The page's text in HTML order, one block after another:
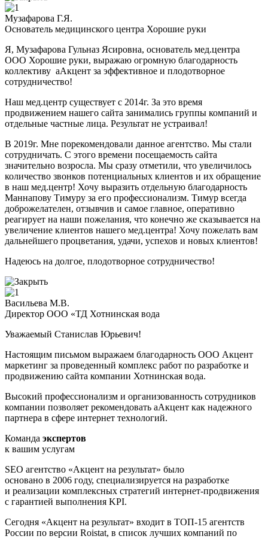
Музафарова Г.Я.
Основатель медицинского центра Хорошие руки
Я, Музафарова Гульназ Ясировна, основатель мед.центра
ООО Хорошие руки, выражаю огромную благодарность
коллективу аАкцент за эффективное и плодотворное
сотрудничество!
Наш мед.центр существует с 2014г. За это время
продвижением нашего сайта занимались группы компаний и
отдельные частные лица. Результат не устраивал!
В 2019г. Мне порекомендовали данное агентство. Мы стали
сотрудничать. С этого времени посещаемость сайта
значительно возросла. Мы сразу отметили, что увеличилось
количество звонков потенциальных клиентов и их обращение
в наш мед.центр! Хочу выразить отдельную благодарность
Маннапову Тимуру за его профессионализм. Тимур всегда
доброжелателен, отзывчив и самое главное, оперативно
реагирует на наши пожелания, что конечно же сказывается на
увеличение клиентов нашего мед.центра! Хочу пожелать вам
дальнейшего процветания, удачи, успехов и новых клиентов!
Надеюсь на долгое, плодотворное сотрудничество!
Васильева М.В.
Директор ООО «ТД Хотнинская вода
Уважаемый Станислав Юрьевич!
Настоящим письмом выражаем благодарность ООО Акцент
маркетинг за проведенный комплекс работ по разработке и
продвижению сайта компании Хотнинская вода.
Высокий профессионализм и организованность сотрудников
компании позволяет рекомендовать аАкцент как надежного
партнера в сфере интернет технологий.
Команда экспертов
к вашим услугам
SEO агентство «Акцент на результат» было
основано в 2006 году, специализируется на разработке
и реализации комплексных стратегий интернет-продвижения
с гарантией выполнения KPI.
Сегодня «Акцент на результат» входит в ТОП-15 агентств
России по версии Roistat, в список лучших компаний по